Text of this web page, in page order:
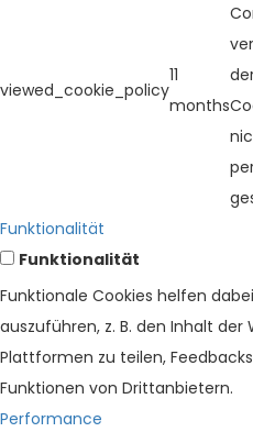
viewed_cookie_policy
11
months
Funktionalität
Funktionalität
Funktionale Cookies helfen
auszuführen, z. B. den Inhalt
Plattformen zu teilen,
Funktionen von Drittanbietern.
Performance